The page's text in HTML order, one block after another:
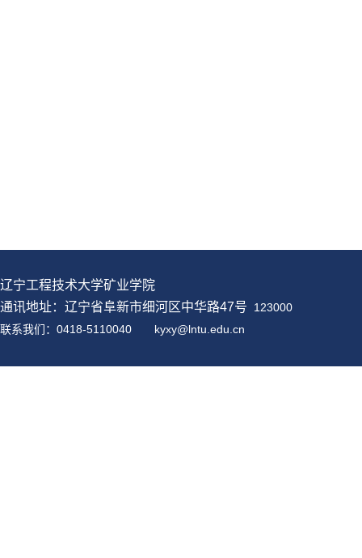
辽宁工程技术大学矿业学院
通讯地址：辽宁省阜新市细河区中华路47号 123000
联系我们：0418-5110040
kyxy@lntu .edu.cn